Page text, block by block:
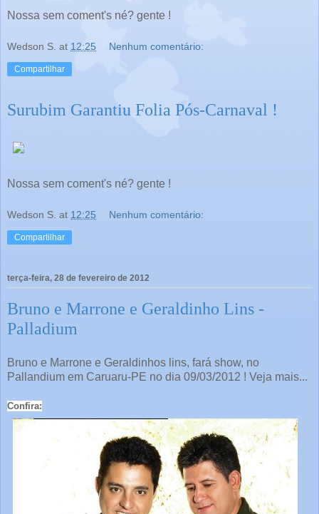
Nossa sem coment's né? gente !
Wedson S. at 12:25 Nenhum comentário:
Compartilhar
Surubim Garantiu Folia Pós-Carnaval !
Nossa sem coment's né? gente !
Wedson S. at 12:25 Nenhum comentário:
Compartilhar
terça-feira, 28 de fevereiro de 2012
Bruno e Marrone e Geraldinho Lins -
Palladium
Bruno e Marrone e Geraldinhos lins, fará show, no
Pallandium em Caruaru-PE no dia 09/03/2012 ! Veja mais...
Confira: